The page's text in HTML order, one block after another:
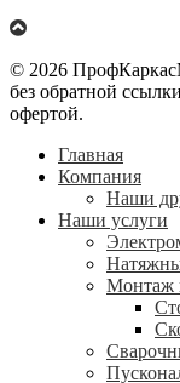
© 2026
без обратной
офертой.
Главная
Компания
Наши
Наши услуги
Монтаж